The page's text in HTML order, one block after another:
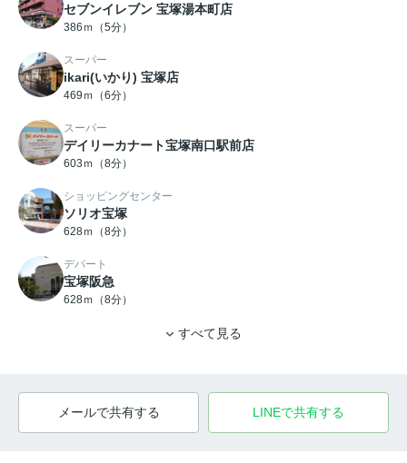
セブンイレブン 宝塚湯本町店
386ｍ（5分）
スーパー
ikari(いかり) 宝塚店
469ｍ（6分）
スーパー
デイリーカナート宝塚南口駅前店
603ｍ（8分）
ショッピングセンター
ソリオ宝塚
628ｍ（8分）
デパート
宝塚阪急
628ｍ（8分）
すべて見る
メールで共有する LINEで共有する